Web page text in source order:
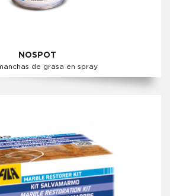
NOSPOT
de grasa en spray